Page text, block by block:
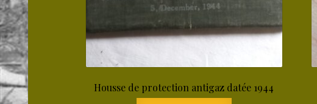
Housse de protection antigaz datée 1944